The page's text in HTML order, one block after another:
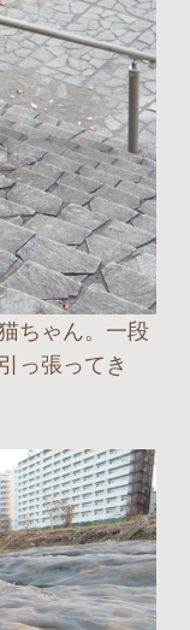
ちゃん。一段
っ張ってき